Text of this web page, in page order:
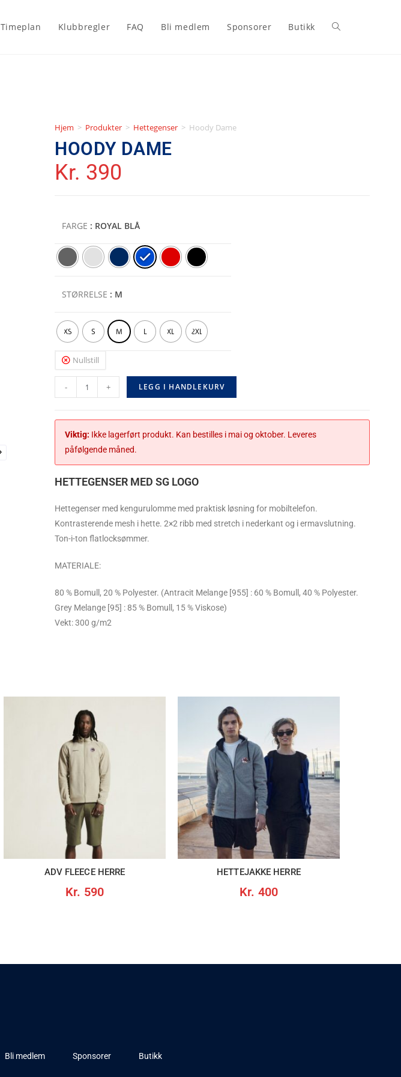
Timeplan Klubbregler FAQ Bli medlem Sponsorer Butikk
Hjem > Produkter > Hettegenser > Hoody Dame
HOODY DAME
Kr. 390
FARGE : ROYAL BLÅ
STØRRELSE : M
XS S M L XL 2XL
Nullstill
- + LEGG I HANDLEKURV
Viktig: Ikke lagerført produkt. Kan bestilles i mai og oktober. Leveres
påfølgende måned.
HETTEGENSER MED SG LOGO
Hettegenser med kengurulomme med praktisk løsning for mobiltelefon.
Kontrasterende mesh i hette. 2×2 ribb med stretch i nederkant og i ermavslutning.
Ton-i-ton flatlocksømmer.
MATERIALE:
80 % Bomull, 20 % Polyester. (Antracit Melange [955] : 60 % Bomull, 40 % Polyester.
Grey Melange [95] : 85 % Bomull, 15 % Viskose)
Vekt: 300 g/m2
ADV FLEECE HERRE
Kr. 590
HETTEJAKKE HERRE
Kr. 400
Bli medlem Sponsorer Butikk